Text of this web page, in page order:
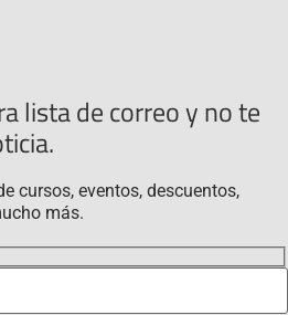
lista de correo y no te
cursos, eventos, descuentos,
más.